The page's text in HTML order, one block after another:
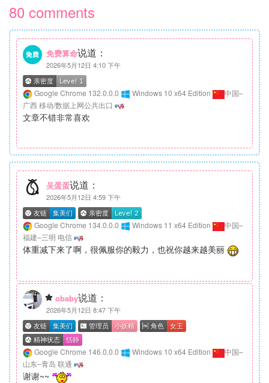
80 comments
免费算命说道：
2026年5月12日 4:10 下午
Google Chrome 132.0.0.0 Windows 10 x64 Edition
中国–
广西 移动/数据上网公共出口
文章不错非常喜欢
吴蛋蛋说道：
2026年5月12日 4:59 下午
Google Chrome 134.0.0.0 Windows 11 x64 Edition
中国–
福建–三明 电信
体重减下来了啊，很佩服你的毅力，也祝你越来越美丽
obaby说道：
2026年5月12日 8:47 下午
Google Chrome 146.0.0.0 Windows 10 x64 Edition
中国–
山东–青岛 联通
谢谢~~